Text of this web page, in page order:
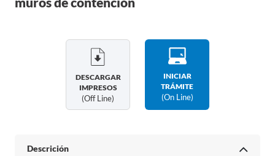
DESCARGAR
IMPRESOS
(off Line)
INICIAR
TRÁMITE
(on Line)
Descrición